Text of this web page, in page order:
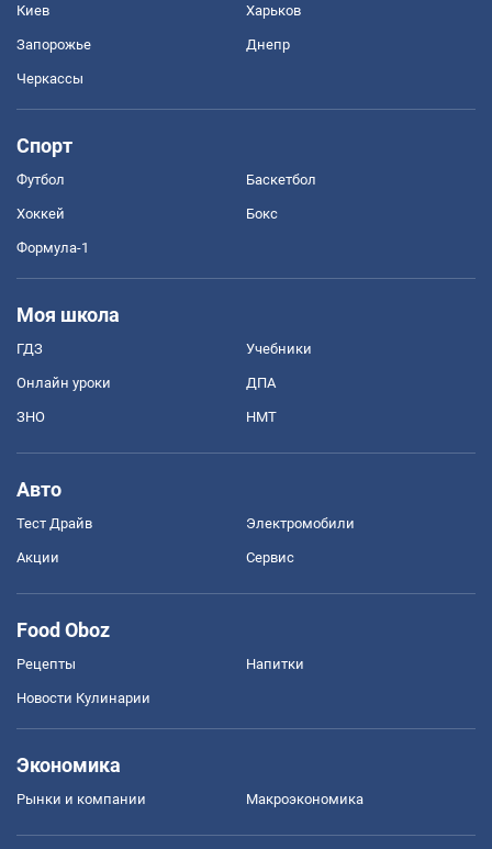
Киев Харьков
Запорожье Днепр
Черкассы
Спорт
Футбол Баскетбол
Хоккей Бокс
Формула-1
Моя школа
ГДЗ Учебники
Онлайн уроки ДПА
ЗНО НМТ
Авто
Тест Драйв Электромобили
Акции Сервис
Food Oboz
Рецепты Напитки
Новости Кулинарии
Экономика
Рынки и компании Mакроэкономика